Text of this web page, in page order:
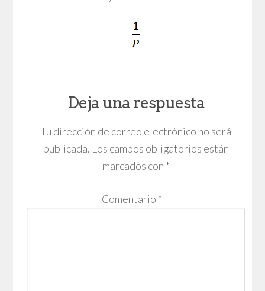
Deja una respuesta
Tu dirección de correo electrónico no será
publicada. Los campos obligatorios están
marcados con *
Comentario *